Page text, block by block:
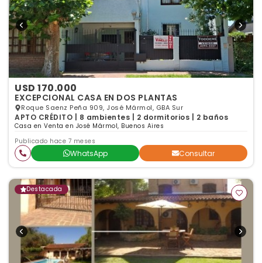
USD 170.000
EXCEPCIONAL CASA EN DOS PLANTAS
Roque Saenz Peña 909, José Mármol, GBA Sur
APTO CRÉDITO | 8 ambientes | 2 dormitorios | 2 baños
Casa en Venta en José Mármol, Buenos Aires
Publicado hace 7 meses
WhatsApp Consultar
Destacada